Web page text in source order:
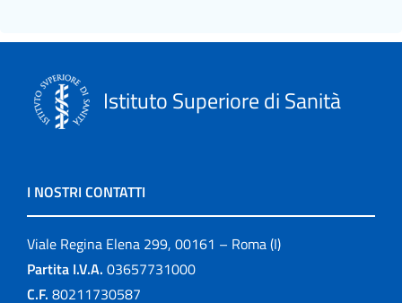
Istituto Superiore di Sanità
I NOSTRI CONTATTI
Viale Regina Elena 299, 00161 – Roma (I)
Partita I.V.A. 03657731000
C.F. 80211730587